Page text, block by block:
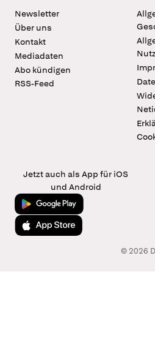
Newsletter
Über uns
Kontakt
Mediadaten
Abo kündigen
RSS-Feed
Jetzt auch als App für iOS
und Android
Jetzt bei Google Play
Laden im App Store
© 2026